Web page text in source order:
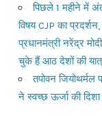
पिछले 1 महीने में
विषय CJP का
प्रधानमंत्री नरेंद्र
चुके हैं आठ देशों की
तपोवन जियोथर्मल
ने स्वच्छ ऊर्जा की